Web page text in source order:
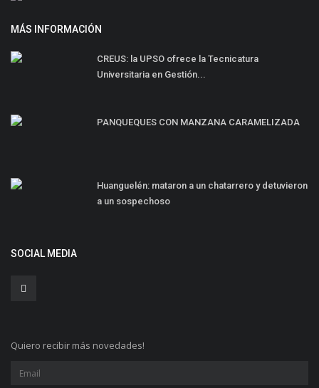
MÁS INFORMACIÓN
CREUS: la UPSO ofrece la Tecnicatura
Universitaria en Gestión...
PANQUEQUES CON MANZANA CARAMELIZADA
Huanguelén: mataron a un chatarrero y detuvieron
a un sospechoso
SOCIAL MEDIA
Quiero recibir más novedades!